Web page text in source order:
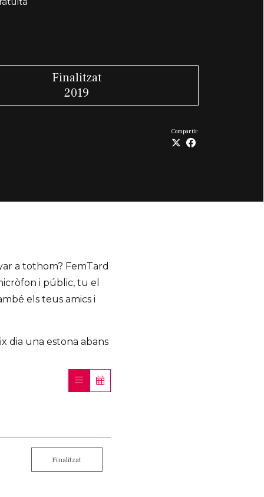
Finalitzat
2019
Compartir
a tothom? FemTard
i públic, tu el
els teus amics i
dia una estona abans
Finalitzat